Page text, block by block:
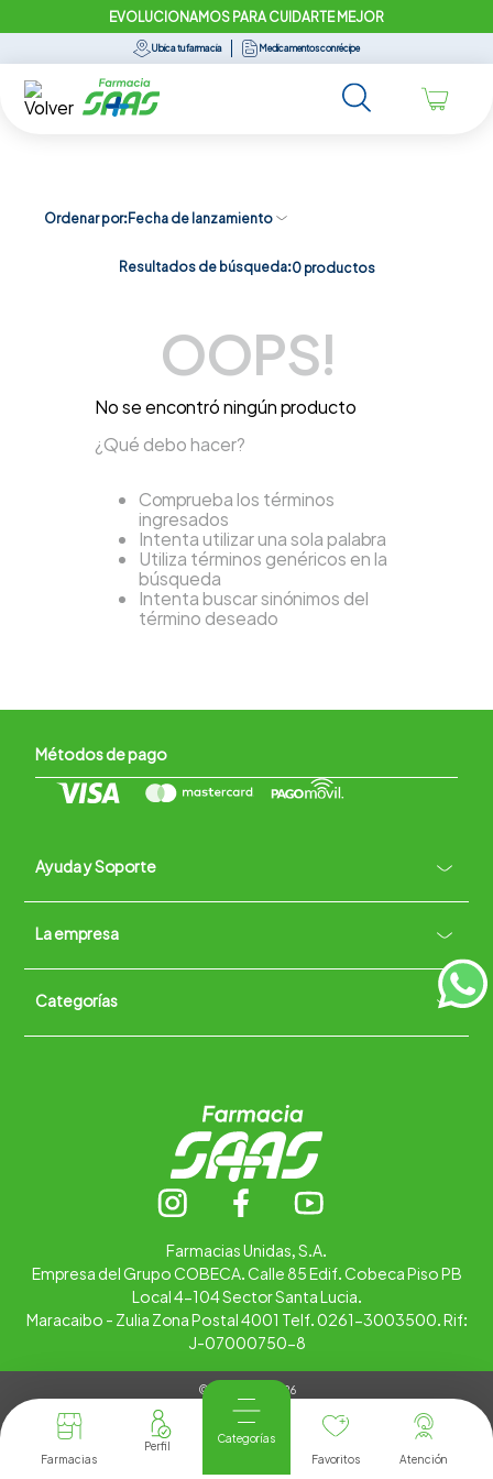
EVOLUCIONAMOS PARA CUIDARTE MEJOR
Ubica tu farmacia Medicamentos con récipe
Farmacias
Categorías
Favoritos
Atención
Ordenar por Fecha de lanzamiento
Resultados de búsqueda:0 productos
OOPS!
No se encontró ningún producto
¿Qué debo hacer?
Comprueba los términos
ingresados
Intenta utilizar una sola palabra
Utiliza términos genéricos en la
búsqueda
Intenta buscar sinónimos del
término deseado
Métodos de pago
Ayuda y Soporte +
Contacto vía WhatsApp
Términos y condiciones
La empresa +
Quiénes somos
Trabaja con nosotros
Categorías +
Farmacias Unidas, S.A.
Empresa del Grupo COBECA. Calle 85 Edif. Cobeca Piso PB
Local 4-104 Sector Santa Lucia.
Maracaibo - Zulia Zona Postal 4001 Telf. 0261-3003500. Rif:
J-07000750-8
© Copyright 2026
Tienda Virtual desarrollada por
Tecnología